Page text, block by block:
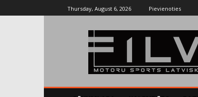
Thursday, August 6, 2026 Pievienoties